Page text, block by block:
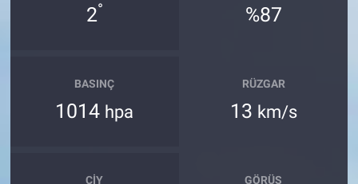
2° %87
BASINÇ
1014 hpa
RÜZGAR
13 km/s
ÇIY GÖRÜŞ